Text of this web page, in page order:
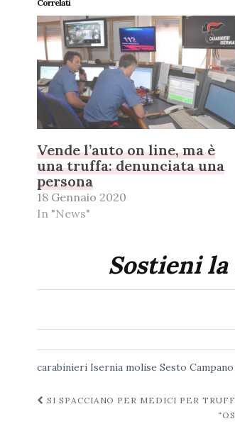
Correlati
Vende l’auto on line, ma è
una truffa: denunciata una
persona
18 Gennaio 2020
In "News"
Sostieni la
carabinieri Isernia molise Sesto Campano
Navigazione
SI SPACCIANO PER MEDICI PER